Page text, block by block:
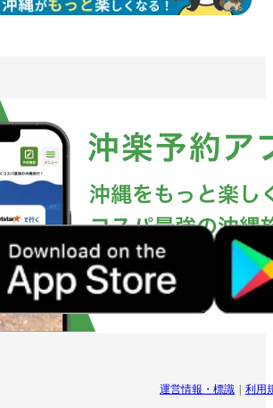
運営情報・標識 利用